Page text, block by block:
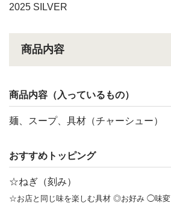
2025 SILVER
商品内容
商品内容（入っているもの）
麺、スープ、具材（チャーシュー）
おすすめトッピング
☆ねぎ（刻み）
☆お店と同じ味を楽しむ具材 ◎お好み ◯味変